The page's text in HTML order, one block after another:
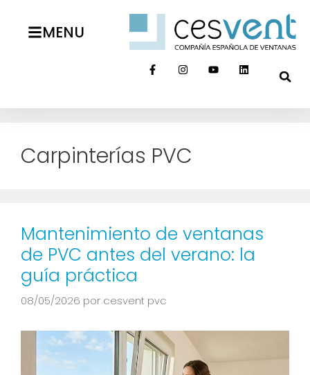
MENU
Carpinterías PVC
Mantenimiento de ventanas
de PVC antes del verano: la
guía práctica
08/05/2026 por cesvent pvc